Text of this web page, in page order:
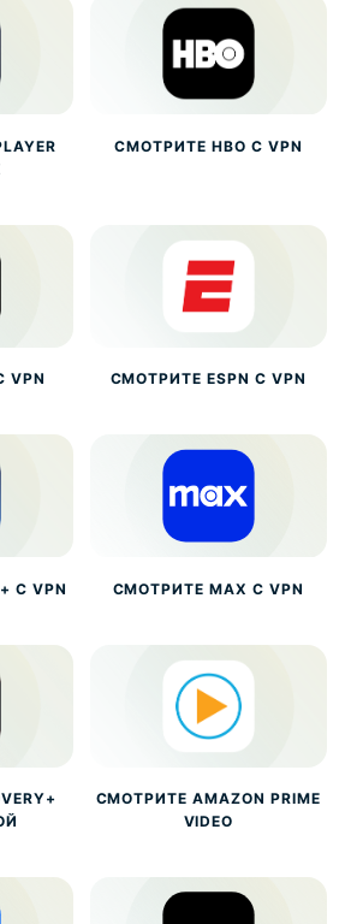
СМОТРИТЕ HBO С VPN
VPN СМОТРИТЕ ESPN С VPN
С VPN СМОТРИТЕ MAX С VPN
СМОТРИТЕ AMAZON PRIME
VIDEO